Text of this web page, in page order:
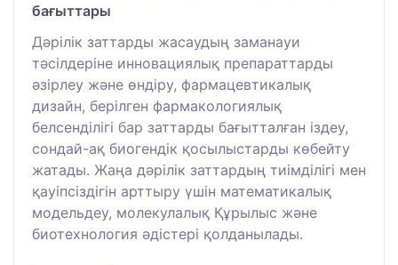
бағыттары
Дәрілік заттарды жасаудың заманауи
тәсілдеріне инновациялық препараттарды
әзірлеу және өндіру, фармацевтикалық
дизайн, берілген фармакологиялық
белсенділігі бар заттарды бағытталған іздеу,
сондай-ақ биогендік қосылыстарды көбейту
жатады. Жаңа дәрілік заттардың тиімділігі мен
қауіпсіздігін арттыру үшін математикалық
модельдеу, молекулалық Құрылыс және
биотехнология әдістері қолданылады.